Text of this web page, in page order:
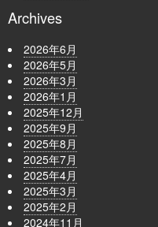
Archives
2026年6月
2026年5月
2026年3月
2026年1月
2025年12月
2025年9月
2025年8月
2025年7月
2025年4月
2025年3月
2025年2月
2024年11月